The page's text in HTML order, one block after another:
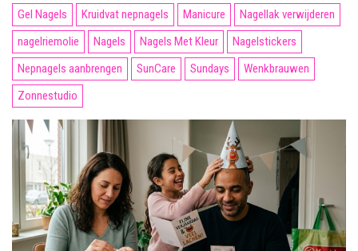
Gel Nagels Kruidvat nepnagels Manicure
Nagellak verwijderen
nagelriemolie
Nagels Nagels Met Kleur
Nagelstickers
Nepnagels aanbrengen
SunCare Sundays
Wenkbrauwen
Zonnestudio